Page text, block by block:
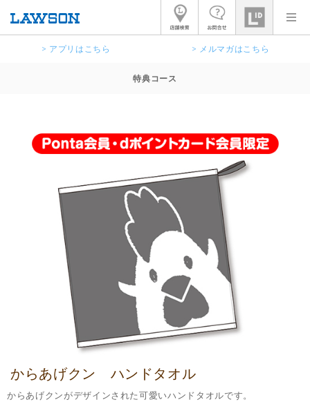
> アプリはこちら > メルマガはこちら
特典コース
からあげクン ハンドタオル
からあげクンがデザインされた可愛いハンドタオルです。